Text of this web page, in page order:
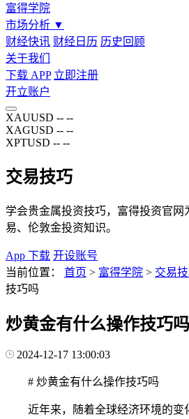
富得学院
市场分析 ▼
财经快讯 财经日历 历史回顾
关于我们
下载 APP 立即注册
开立账户
XAUUSD -- --
XAGUSD -- --
XPTUSD -- --
交易技巧
学会贵金属投资技巧，富得投资官网
易、伦敦金投资知识。
App 下载 开设账号
当前位置：
首页 > 富得学院 > 交易
技巧吗
炒黄金有什么操作技巧吗
2024-12-17 13:00:03
# 炒黄金有什么操作技巧吗
近年来，随着全球经济环境的变